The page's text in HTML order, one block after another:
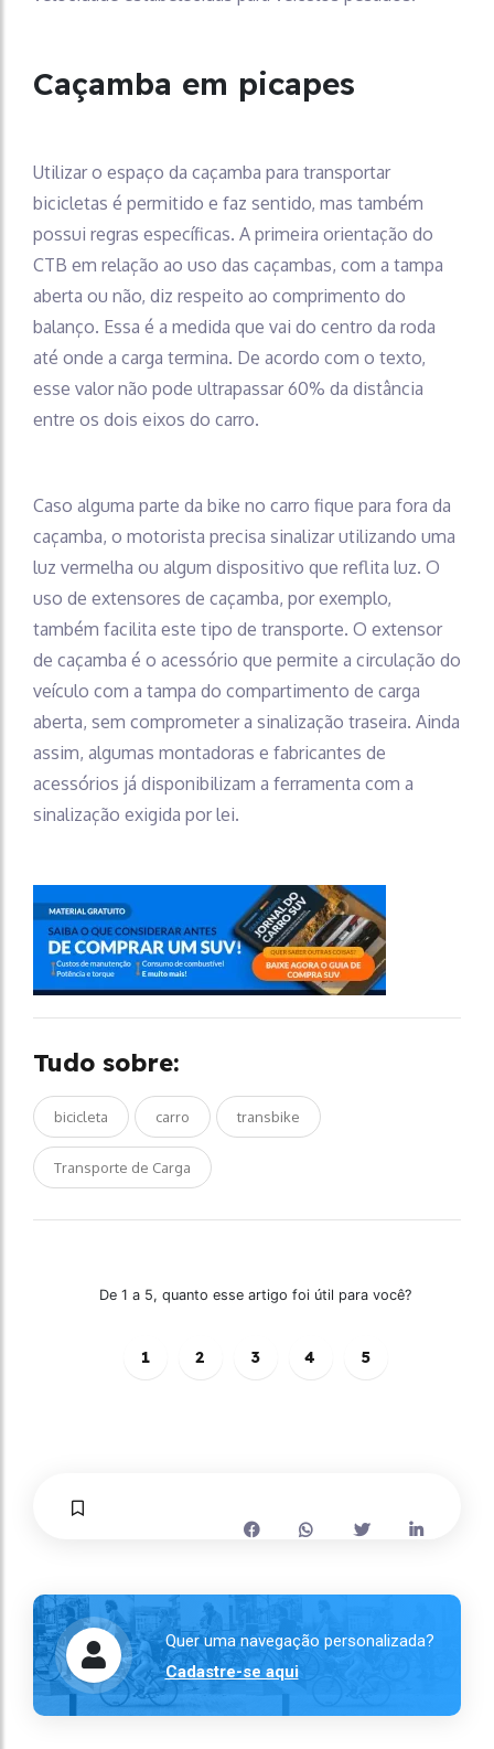
Caçamba em picapes
Utilizar o espaço da caçamba para transportar
bicicletas é permitido e faz sentido, mas também
possui regras específicas. A primeira orientação do
CTB em relação ao uso das caçambas, com a tampa
aberta ou não, diz respeito ao comprimento do
balanço. Essa é a medida que vai do centro da roda
até onde a carga termina. De acordo com o texto,
esse valor não pode ultrapassar 60% da distância
entre os dois eixos do carro.
Caso alguma parte da bike no carro fique para fora da
caçamba, o motorista precisa sinalizar utilizando uma
luz vermelha ou algum dispositivo que reflita luz. O
uso de extensores de caçamba, por exemplo,
também facilita este tipo de transporte. O extensor
de caçamba é o acessório que permite a circulação do
veículo com a tampa do compartimento de carga
aberta, sem comprometer a sinalização traseira. Ainda
assim, algumas montadoras e fabricantes de
acessórios já disponibilizam a ferramenta com a
sinalização exigida por lei.
Tudo sobre:
bicicleta carro transbike
Transporte de Carga
De 1 a 5, quanto esse artigo foi útil para você?
1 2 3 4 5
Quer uma navegação personalizada?
Cadastre-se aqui